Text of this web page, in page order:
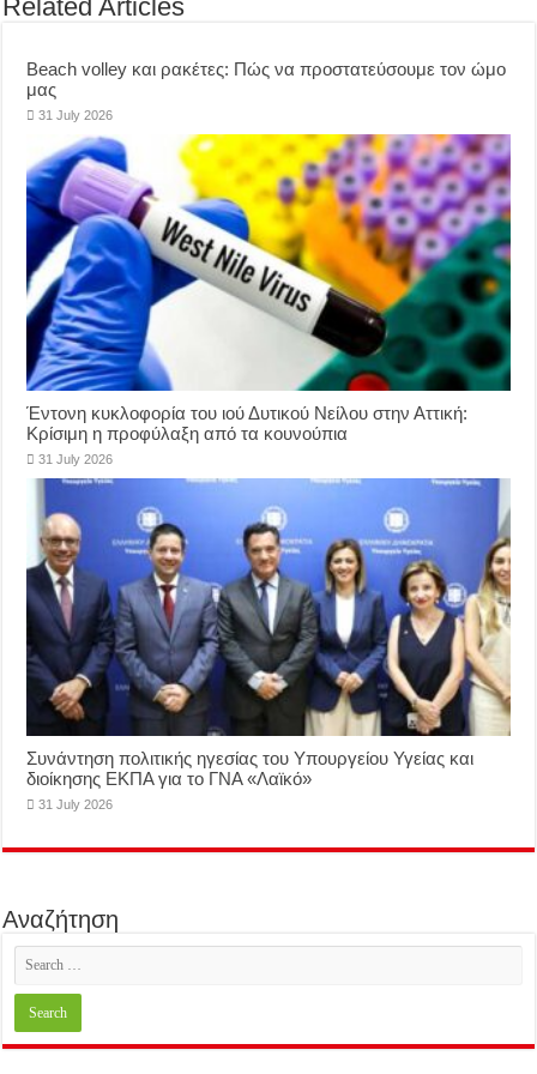
Related Articles
Beach volley και ρακέτες: Πώς να προστατεύσουμε τον ώμο
μας
31 July 2026
Έντονη κυκλοφορία του ιού Δυτικού Νείλου στην Αττική:
Κρίσιμη η προφύλαξη από τα κουνούπια
31 July 2026
Συνάντηση πολιτικής ηγεσίας του Υπουργείου Υγείας και
διοίκησης ΕΚΠΑ για το ΓΝΑ «Λαϊκό»
31 July 2026
Αναζήτηση